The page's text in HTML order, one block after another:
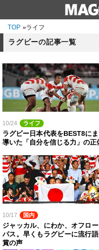
TOP »ライフ
ラグビーの記事一覧
10/24 ライフ
ラグビー日本代表をBEST8に
導いた「自分を信じる力」の正
10/17 国内
ジャッカル、にわか、オフロ
パス。早くもラグビーに流行
賞の声